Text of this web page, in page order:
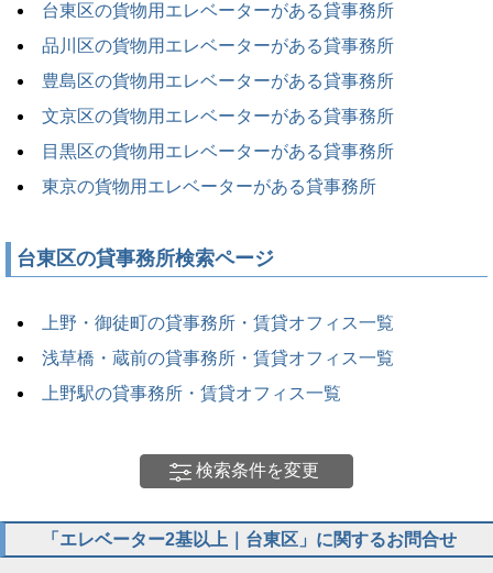
台東区の貨物用エレベーターがある貸事務所
品川区の貨物用エレベーターがある貸事務所
豊島区の貨物用エレベーターがある貸事務所
文京区の貨物用エレベーターがある貸事務所
目黒区の貨物用エレベーターがある貸事務所
東京の貨物用エレベーターがある貸事務所
台東区の貸事務所検索ページ
上野・御徒町の貸事務所・賃貸オフィス一覧
浅草橋・蔵前の貸事務所・賃貸オフィス一覧
上野駅の貸事務所・賃貸オフィス一覧
検索条件を変更
「エレベーター2基以上｜台東区」に関するお問合せ